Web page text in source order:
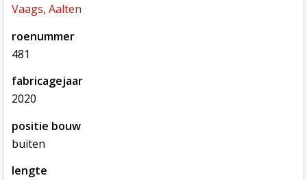
Vaags, Aalten
roenummer
481
fabricagejaar
2020
positie bouw
buiten
lengte